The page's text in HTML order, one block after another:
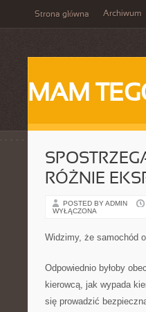
Strona główna Archiwum
MAM
RÓŻNIE
POSTED BY ADMIN
WYŁĄCZONA
Widzimy, że samochód
Odpowiednio byłoby
kierowcą, jak wypada
się prowadzić